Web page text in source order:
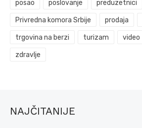
posao poslovanje preduzetnici
Privredna komora Srbije prodaja
trgovina na berzi turizam video
zdravlje
NAJČITANIJE